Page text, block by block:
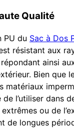
Qualité
PU du Sac à Dos
résistant aux
répondant ainsi
Bien que
matériaux
l’utiliser dans
ou de
de longues